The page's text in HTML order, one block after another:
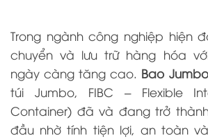
Trong ngành công nghiệp hiện
chuyển và lưu trữ hàng hóa
ngày càng tăng cao. Bao Jumbo
túi Jumbo, FIBC – Flexible
Container) đã và đang trở
đầu nhờ tính tiện lợi, an toàn